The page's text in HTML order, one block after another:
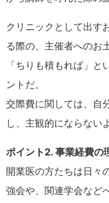
クリニックとして出す
る際の、主催者へのお
「ちりも積もれば」
ントだ。
交際費に関しては、自
し、主観的にならない
ポイント2. 事業経費の
開業医の方たちは日々
強会や、関連学会など